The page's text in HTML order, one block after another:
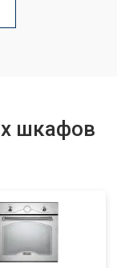
шкафов